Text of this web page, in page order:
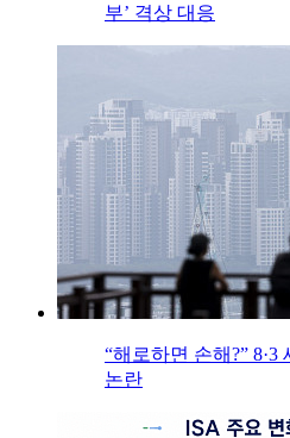
부’ 격상 대응
“해로하면 손해?” 8·3
논란